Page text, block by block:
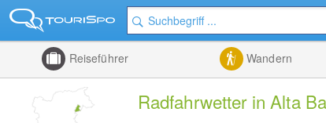
Reiseführer Wandern
Radfahrwetter in Alta